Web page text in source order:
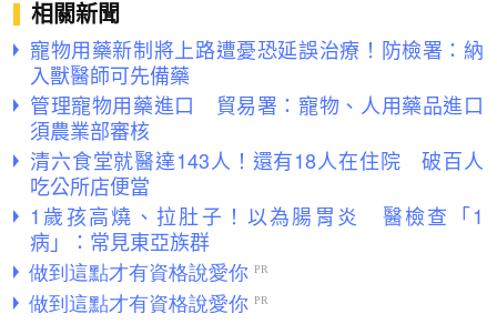
相關新聞
寵物用藥新制將上路遭憂恐延誤治療！防檢署：納
入獸醫師可先備藥
管理寵物用藥進口 貿易署：寵物、人用藥品進口
須農業部審核
清六食堂就醫達143人！還有18人在住院 破百人
吃公所店便當
1歲孩高燒、拉肚子！以為腸胃炎 醫檢查「1
病」：常見東亞族群